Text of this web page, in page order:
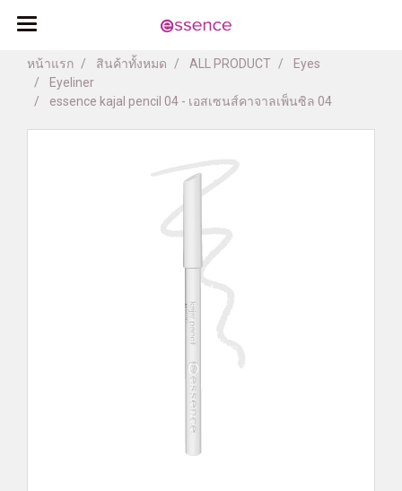
หน้าแรก สินค้าทั้งหมด ALL PRODUCT
Eyes
Eyeliner
essence kajal pencil 04 - เอสเซนส์คาจาลเพ็นซิล 04